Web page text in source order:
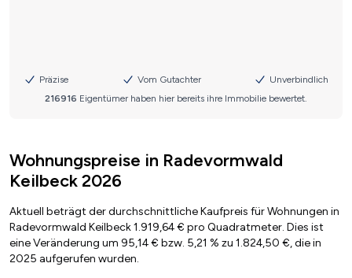
Wohnungspreise in Radevormwald
Keilbeck 2026
Aktuell beträgt der durchschnittliche Kaufpreis für Wohnungen in
Radevormwald Keilbeck 1.919,64 € pro Quadratmeter. Dies ist
eine Veränderung um 95,14 € bzw. 5,21 % zu 1.824,50 €, die in
2025 aufgerufen wurden.